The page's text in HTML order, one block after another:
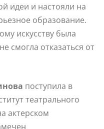
идеи и настояли на
образование.
искусству была
смогла отказаться от
поступила в
театрального
актерском